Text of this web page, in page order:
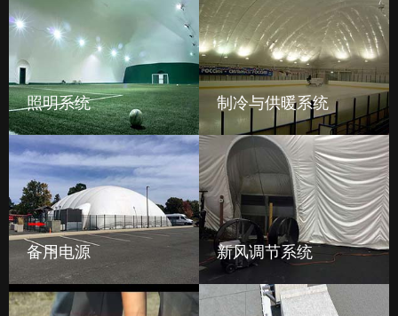
照明系统 制冷与供暖系统
备用电源 新风调节系统